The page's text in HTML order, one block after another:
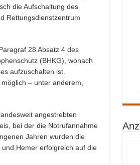
die Aufschaltung des
Rettungsdienstzentrum
28 Absatz 4 des
(BHKG), wonach
aufzuschalten ist.
– unter anderem,
angestrebten
bei der die Notrufannahme
Jahren wurden die
Hemer erfolgreich auf die